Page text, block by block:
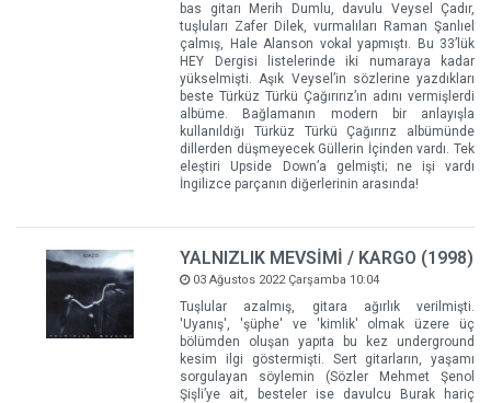
bas gitarı Merih Dumlu, davulu Veysel Çadır,
tuşluları Zafer Dilek, vurmalıları Raman Şanlıel
çalmış, Hale Alanson vokal yapmıştı. Bu 33’lük
HEY Dergisi listelerinde iki numaraya kadar
yükselmişti. Aşık Veysel’in sözlerine yazdıkları
beste Türküz Türkü Çağırırız’ın adını vermişlerdi
albüme. Bağlamanın modern bir anlayışla
kullanıldığı Türküz Türkü Çağırırız albümünde
dillerden düşmeyecek Güllerin İçinden vardı. Tek
eleştiri Upside Down’a gelmişti; ne işi vardı
İngilizce parçanın diğerlerinin arasında!
YALNIZLIK MEVSİMİ / KARGO (1998)
03 Ağustos 2022 Çarşamba 10:04
Tuşlular azalmış, gitara ağırlık verilmişti.
'Uyanış', 'şüphe' ve 'kimlik' olmak üzere üç
bölümden oluşan yapıta bu kez underground
kesim ilgi göstermişti. Sert gitarların, yaşamı
sorgulayan söylemin (Sözler Mehmet Şenol
Şişli’ye ait, besteler ise davulcu Burak hariç